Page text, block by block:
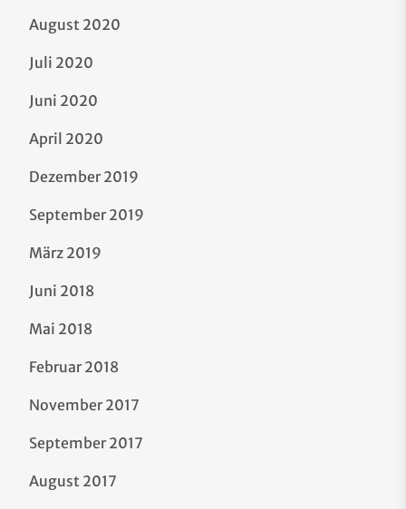
August 2020
Juli 2020
Juni 2020
April 2020
Dezember 2019
September 2019
März 2019
Juni 2018
Mai 2018
Februar 2018
November 2017
September 2017
August 2017